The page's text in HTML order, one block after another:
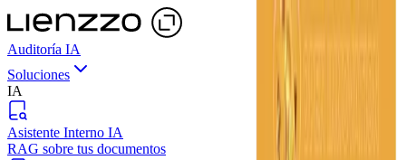
Auditoría IA
Soluciones
IA
Asistente Interno IA
RAG sobre tus documentos